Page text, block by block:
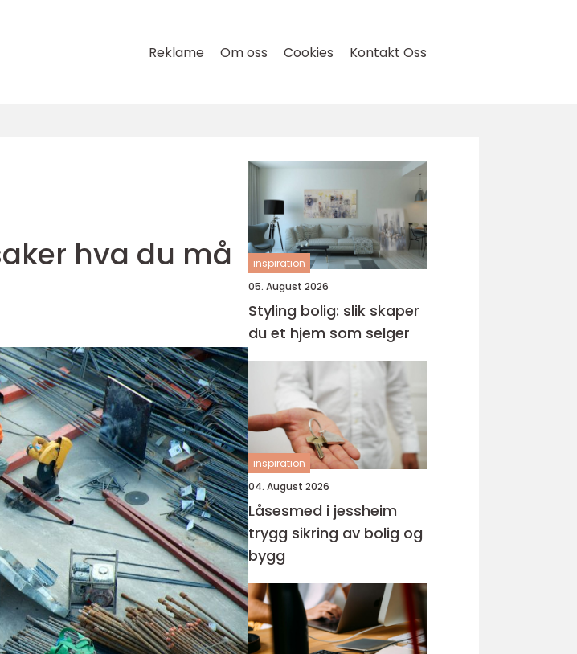
Reklame Om oss Cookies Kontakt Oss
hva du må
inspiration
05. August 2026
Styling bolig: slik skaper
du et hjem som selger
inspiration
04. August 2026
Låsesmed i jessheim
trygg sikring av bolig og
bygg